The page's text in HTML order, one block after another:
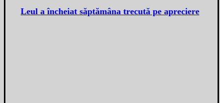
Leul a încheiat săptămâna trecută pe apreciere